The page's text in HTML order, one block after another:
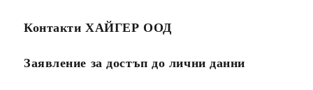
Контакти ХАЙГЕР ООД
Заявление за достъп до лични данни